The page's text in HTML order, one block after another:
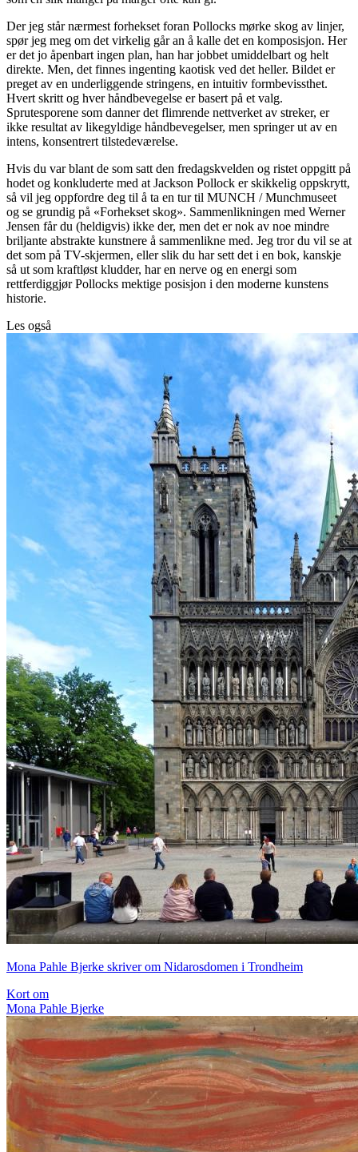
Der jeg står nærmest forhekset foran Pollocks mørke skog av linjer,
spør jeg meg om det virkelig går an å kalle det en komposisjon. Her
er det jo åpenbart ingen plan, han har jobbet umiddelbart og helt
direkte. Men, det finnes ingenting kaotisk ved det heller. Bildet er
preget av en underliggende stringens, en intuitiv formbevissthet.
Hvert skritt og hver håndbevegelse er basert på et valg.
Sprutesporene som danner det flimrende nettverket av streker, er
ikke resultat av likegyldige håndbevegelser, men springer ut av en
intens, konsentrert tilstedeværelse.
Hvis du var blant de som satt den fredagskvelden og ristet oppgitt på
hodet og konkluderte med at Jackson Pollock er skikkelig oppskrytt,
så vil jeg oppfordre deg til å ta en tur til MUNCH / Munchmuseet
og se grundig på «Forhekset skog». Sammenlikningen med Werner
Jensen får du (heldigvis) ikke der, men det er nok av noe mindre
briljante abstrakte kunstnere å sammenlikne med. Jeg tror du vil se at
det som på TV-skjermen, eller slik du har sett det i en bok, kanskje
så ut som kraftløst kludder, har en nerve og en energi som
rettferdiggjør Pollocks mektige posisjon i den moderne kunstens
historie.
Les også
Mona Pahle Bjerke skriver om Nidarosdomen i Trondheim
Kort om
Mona Pahle Bjerke